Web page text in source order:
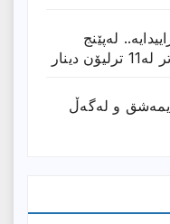
له‌پێنج
دینار
و لەگەڵ